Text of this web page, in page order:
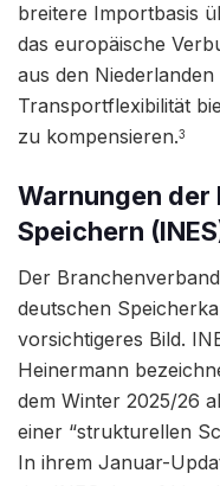
breitere Importbasis
das europäische
aus den
Transportflexibilität
zu kompensieren.3
Warnungen
Speichern
Der
deutschen
vorsichtigeres Bild.
Heinermann
dem Winter 2025/26
einer “strukturellen
In ihrem Januar-